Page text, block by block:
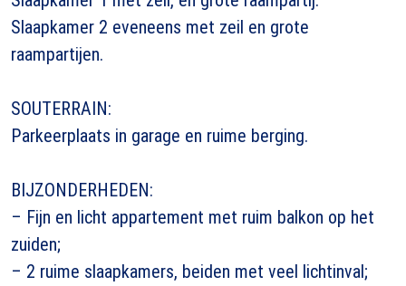
Slaapkamer 2 eveneens met zeil en grote
raampartijen.
SOUTERRAIN:
Parkeerplaats in garage en ruime berging.
BIJZONDERHEDEN:
– Fijn en licht appartement met ruim balkon op het
zuiden;
– 2 ruime slaapkamers, beiden met veel lichtinval;